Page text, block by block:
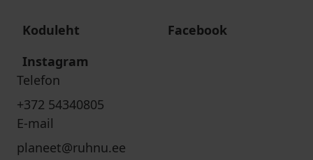
Koduleht
Facebook
Instagram
Telefon
+372 54340805
E-mail
planeet@ruhnu.ee